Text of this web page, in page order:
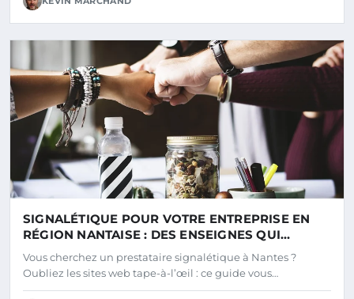
SIGNALÉTIQUE POUR VOTRE ENTREPRISE EN
RÉGION NANTAISE : DES ENSEIGNES QUI
MARQUENT LES ESPRITS
Vous cherchez un prestataire signalétique à Nantes ?
Oubliez les sites web tape-à-l’œil : ce guide vous…